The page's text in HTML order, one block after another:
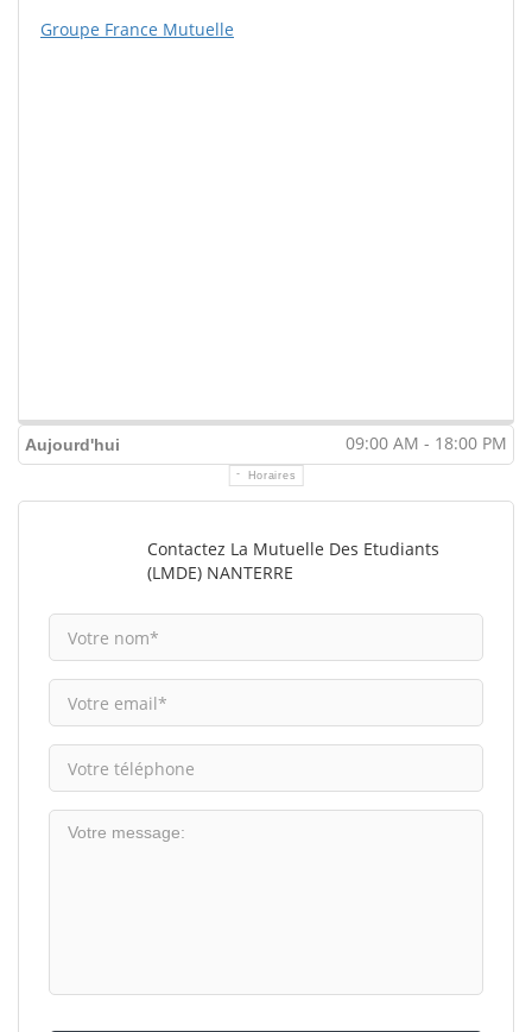
Groupe France Mutuelle
Aujourd'hui 09:00 AM - 18:00 PM
Horaires
Contactez La Mutuelle Des Etudiants
(LMDE) NANTERRE